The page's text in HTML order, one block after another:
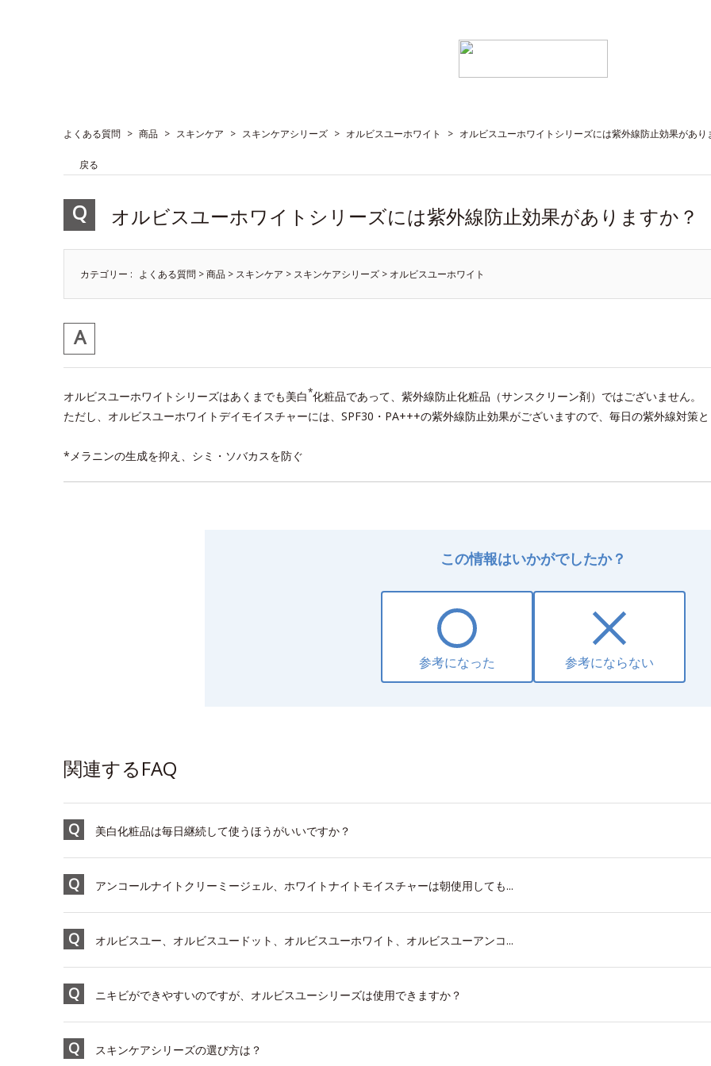
よくある質問 > 商品 > スキンケア > スキンケアシリーズ > オルビスユーホワイト > オルビスユーホワイトシリーズには紫外線防止効果があり
戻る
オルビスユーホワイトシリーズには紫外線防止効果がありますか？
カテゴリー : よくある質問 >商品 > スキンケア > スキンケアシリーズ > オルビスユーホワイト
オルビスユーホワイトシリーズはあくまでも美白*化粧品であって、紫外線防止化粧品（サンスクリーン剤）ではございません。
ただし、オルビスユーホワイトデイモイスチャーには、SPF30・PA+++の紫外線防止効果がございますので、毎日の紫外線対策と
*メラニンの生成を抑え、シミ・ソバカスを防ぐ
この情報はいかがでしたか？
参考になった 参考にならない
関連するFAQ
美白化粧品は毎日継続して使うほうがいいですか？
アンコールナイトクリーミージェル、ホワイトナイトモイスチャーは朝使用しても...
オルビスユー、オルビスユードット、オルビスユーホワイト、オルビスユーアンコ...
ニキビができやすいのですが、オルビスユーシリーズは使用できますか？
スキンケアシリーズの選び方は？